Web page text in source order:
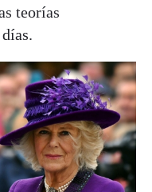
teorías